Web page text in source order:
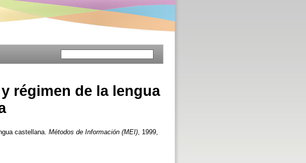
régimen de la lengua
castellana. Métodos de Información (MEI) , 1999,